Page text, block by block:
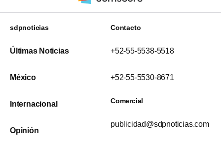
sdpnoticias
Últimas Noticias
México
Internacional
Opinión
Contacto
+52-55-5538-5518
+52-55-5530-8671
Comercial
publicidad@sdpnoticias.com